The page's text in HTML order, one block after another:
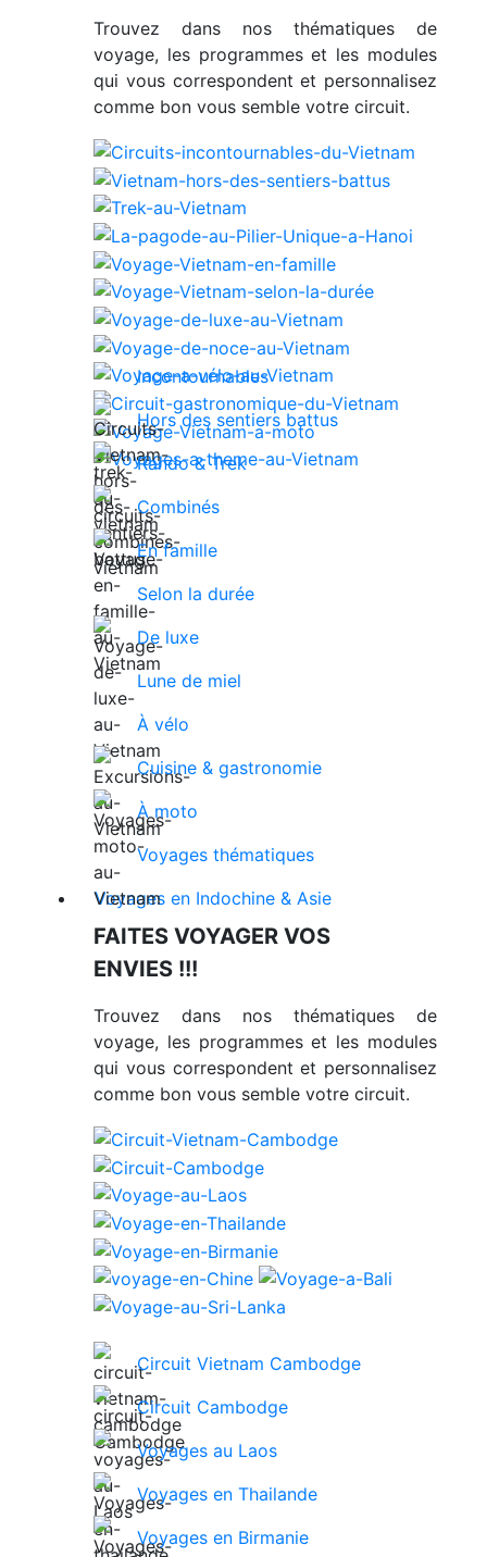
Trouvez dans nos thématiques de
voyage, les programmes et les modules
qui vous correspondent et personnalisez
comme bon vous semble votre circuit.
Incontournables
Hors des sentiers battus
Rando & Trek
Combinés
En famille
Selon la durée
De luxe
Lune de miel
À vélo
Cuisine & gastronomie
À moto
Voyages thématiques
Voyages en Indochine & Asie
FAITES VOYAGER VOS
ENVIES !!!
Trouvez dans nos thématiques de
voyage, les programmes et les modules
qui vous correspondent et personnalisez
comme bon vous semble votre circuit.
Circuit Vietnam Cambodge
Circuit Cambodge
Voyages au Laos
Voyages en Thailande
Voyages en Birmanie